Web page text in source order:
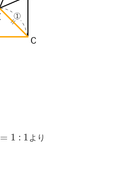
= 1 : 1 より